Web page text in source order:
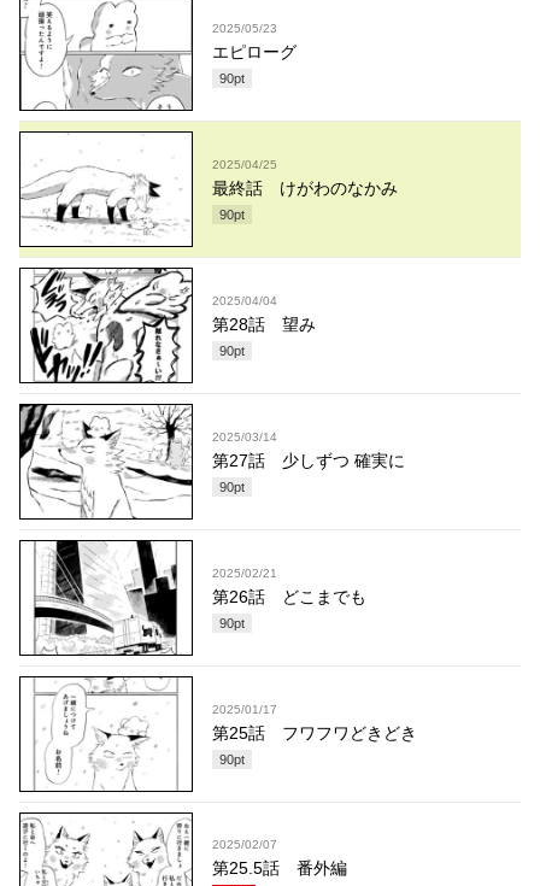
2025/05/23
エピローグ
90pt
2025/04/25
最終話 けがわのなかみ
90pt
2025/04/04
第28話 望み
90pt
2025/03/14
第27話 少しずつ 確実に
90pt
2025/02/21
第26話 どこまでも
90pt
2025/01/17
第25話 フワフワどきどき
90pt
2025/02/07
第25.5話 番外編